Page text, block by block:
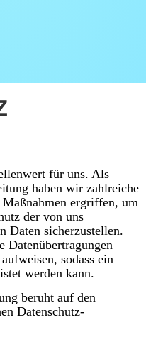
für uns. Als
haben wir zahlreiche
ergriffen, um
der von uns
Daten sicherzustellen.
Datenübertragungen
sodass ein
werden kann.
beruht auf den
Datenschutz-